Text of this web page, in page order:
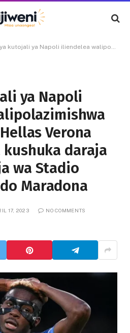
iliendelea walipolazimishwa sare tasa na Hellas Verona waliotishiwa kushuka daraja katika uwanja wa Stadio Diego Armando Maradona
ya Napoli
Verona
daraja
wa Stadio
Maradona
17, 2023 NO COMMENTS